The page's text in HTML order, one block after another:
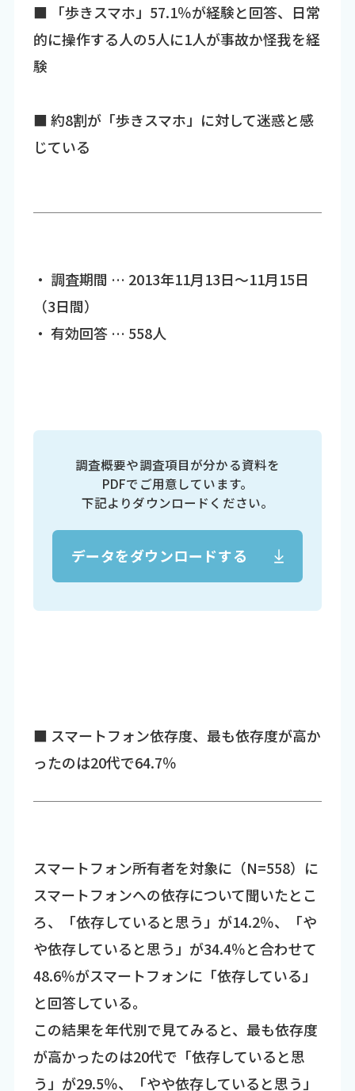
■ 「歩きスマホ」57.1％が経験と回答、日常
的に操作する人の5人に1人が事故か怪我を経
験
■ 約8割が「歩きスマホ」に対して迷惑と感
じている
・ 調査期間 … 2013年11月13日～11月15日
（3日間）
・ 有効回答 … 558人
調査概要や調査項目が分かる資料を
PDFでご用意しています。
下記よりダウンロードください。
データをダウンロードする
■ スマートフォン依存度、最も依存度が高か
ったのは20代で64.7％
スマートフォン所有者を対象に（N=558）に
スマートフォンへの依存について聞いたとこ
ろ、「依存していると思う」が14.2％、「や
や依存していると思う」が34.4％と合わせて
48.6％がスマートフォンに「依存している」
と回答している。
この結果を年代別で見てみると、最も依存度
が高かったのは20代で「依存していると思
う」が29.5％、「やや依存していると思う」